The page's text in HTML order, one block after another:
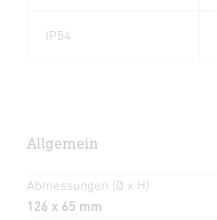
IP54
Allgemein
Abmessungen (Ø x H)
126 x 65 mm